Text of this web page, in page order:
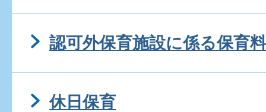
認可外保育施設に係る保育
休日保育